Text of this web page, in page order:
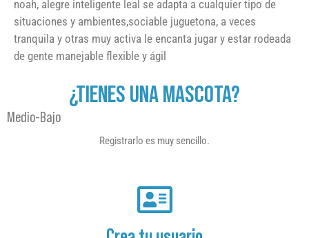
noah, alegre inteligente leal se adapta a cualquier tipo de
situaciones y ambientes,sociable juguetona, a veces
tranquila y otras muy activa le encanta jugar y estar rodeada
de gente manejable flexible y ágil
¿TIENES UNA MASCOTA?
Medio-Bajo
Registrarlo es muy sencillo.